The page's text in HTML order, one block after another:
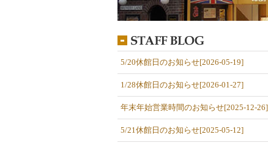
5/20休館日のお知らせ[2026-05-19]
1/28休館日のお知らせ[2026-01-27]
年末年始営業時間のお知らせ[2025-12-26]
5/21休館日のお知らせ[2025-05-12]